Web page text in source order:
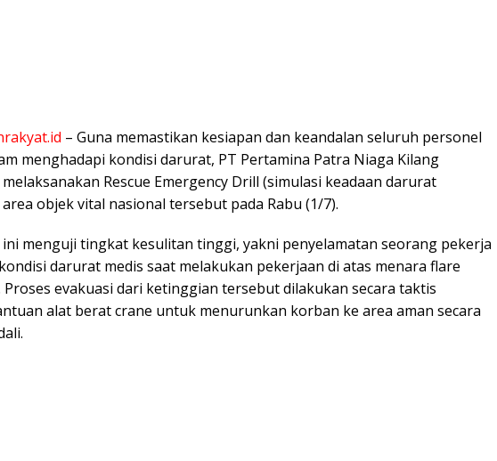
– Guna memastikan kesiapan dan keandalan seluruh personel
menghadapi kondisi darurat, PT Pertamina Patra Niaga Kilang
Rescue Emergency Drill (simulasi keadaan darurat
objek vital nasional tersebut pada Rabu (1/7).
menguji tingkat kesulitan tinggi, yakni penyelamatan seorang pekerja
darurat medis saat melakukan pekerjaan di atas menara flare
evakuasi dari ketinggian tersebut dilakukan secara taktis
alat berat crane untuk menurunkan korban ke area aman secara